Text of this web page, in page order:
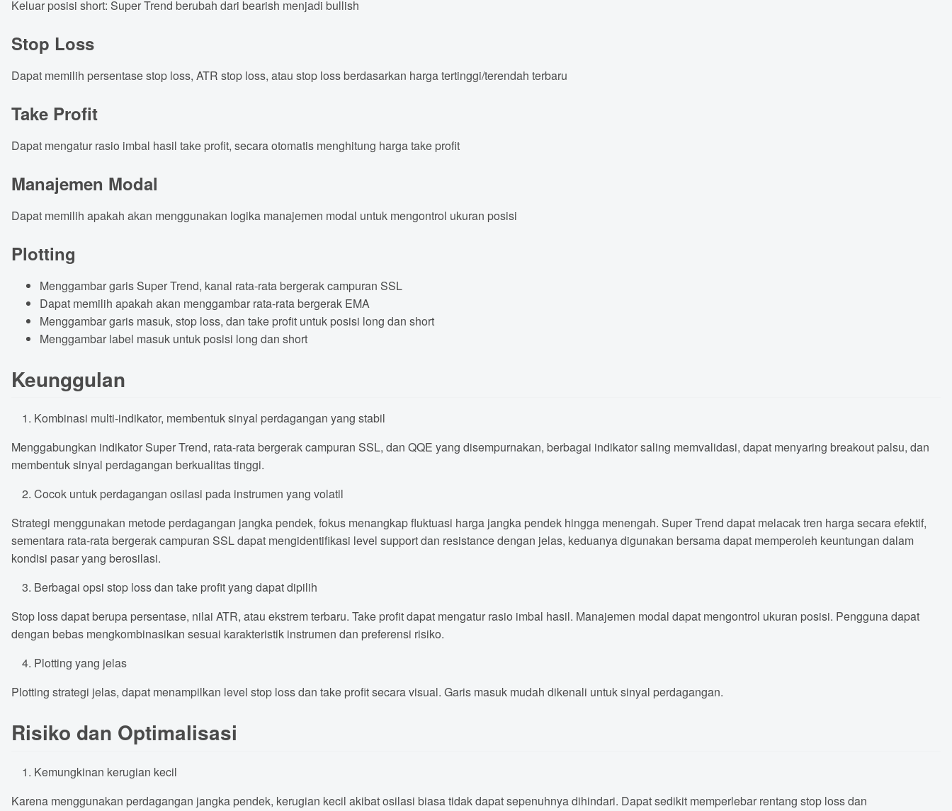
Keluar posisi short: Super Trend berubah dari bearish menjadi bullish
Stop Loss
Dapat memilih persentase stop loss, ATR stop loss, atau stop loss berdasarkan harga tertinggi/terendah terbaru
Take Profit
Dapat mengatur rasio imbal hasil take profit, secara otomatis menghitung harga take profit
Manajemen Modal
Dapat memilih apakah akan menggunakan logika manajemen modal untuk mengontrol ukuran posisi
Plotting
Menggambar garis Super Trend, kanal rata-rata bergerak campuran SSL
Dapat memilih apakah akan menggambar rata-rata bergerak EMA
Menggambar garis masuk, stop loss, dan take profit untuk posisi long dan short
Menggambar label masuk untuk posisi long dan short
Keunggulan
Kombinasi multi-indikator, membentuk sinyal perdagangan yang stabil
Menggabungkan indikator Super Trend, rata-rata bergerak campuran SSL, dan QQE yang disempurnakan, berbagai indikator saling memvalidasi, dapat menyaring breakout palsu, dan
membentuk sinyal perdagangan berkualitas tinggi.
Cocok untuk perdagangan osilasi pada instrumen yang volatil
Strategi menggunakan metode perdagangan jangka pendek, fokus menangkap fluktuasi harga jangka pendek hingga menengah. Super Trend dapat melacak tren harga secara efektif,
sementara rata-rata bergerak campuran SSL dapat mengidentifikasi level support dan resistance dengan jelas, keduanya digunakan bersama dapat memperoleh keuntungan dalam
kondisi pasar yang berosilasi.
Berbagai opsi stop loss dan take profit yang dapat dipilih
Stop loss dapat berupa persentase, nilai ATR, atau ekstrem terbaru. Take profit dapat mengatur rasio imbal hasil. Manajemen modal dapat mengontrol ukuran posisi. Pengguna dapat
dengan bebas mengkombinasikan sesuai karakteristik instrumen dan preferensi risiko.
Plotting yang jelas
Plotting strategi jelas, dapat menampilkan level stop loss dan take profit secara visual. Garis masuk mudah dikenali untuk sinyal perdagangan.
Risiko dan Optimalisasi
Kemungkinan kerugian kecil
Karena menggunakan perdagangan jangka pendek, kerugian kecil akibat osilasi biasa tidak dapat sepenuhnya dihindari. Dapat sedikit memperlebar rentang stop loss dan